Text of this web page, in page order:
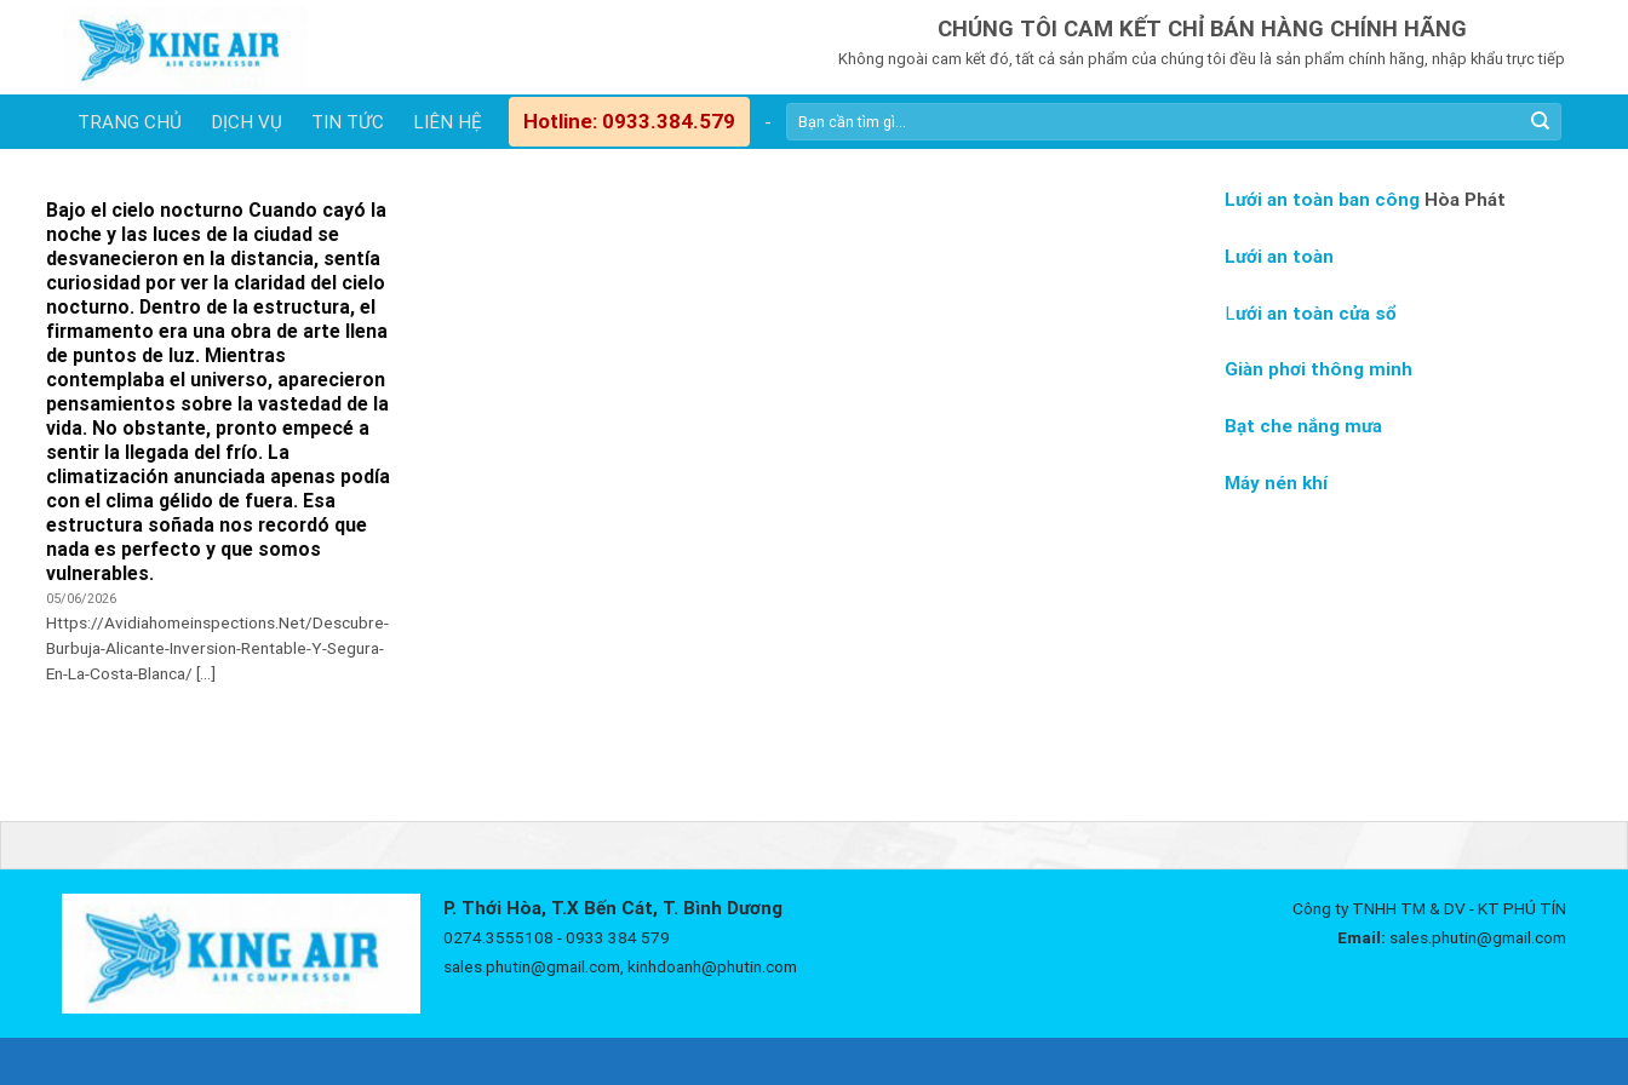
CHÚNG TÔI CAM KẾT CHỈ BÁN HÀNG CHÍNH HÃNG
Không ngoài cam kết đó, tất cả sản phẩm của chúng tôi đều là sản phẩm chính hãng, nhập khẩu trực tiếp
TRANG CHỦ DỊCH VỤ TIN TỨC LIÊN HỆ Hotline: 0933.384.579 -
Bajo el cielo nocturno Cuando cayó la
noche y las luces de la ciudad se
desvanecieron en la distancia, sentía
curiosidad por ver la claridad del cielo
nocturno. Dentro de la estructura, el
firmamento era una obra de arte llena
de puntos de luz. Mientras
contemplaba el universo, aparecieron
pensamientos sobre la vastedad de la
vida. No obstante, pronto empecé a
sentir la llegada del frío. La
climatización anunciada apenas podía
con el clima gélido de fuera. Esa
estructura soñada nos recordó que
nada es perfecto y que somos
vulnerables.
05/06/2026
Https://Avidiahomeinspections.Net/Descubre-
Burbuja-Alicante-Inversion-Rentable-Y-Segura-
En-La-Costa-Blanca/ [...]
Lưới an toàn ban công Hòa Phát
Lưới an toàn
Lưới an toàn cửa sổ
Giàn phơi thông minh
Bạt che nắng mưa
Máy nén khí
P. Thới Hòa, T.X Bến Cát, T. Bình Dương
0274.3555108 - 0933 384 579
sales.phutin@gmail.com, kinhdoanh@phutin.com
Công ty TNHH TM & DV - KT PHÚ TÍN
Email: sales.phutin@gmail.com